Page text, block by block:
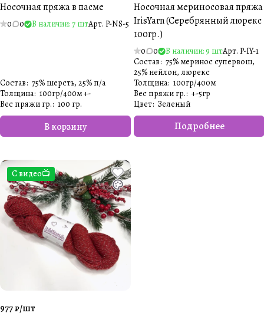
Носочная пряжа в пасме
0 0 В наличии: 7 штАрт. P-NS-5
В корзину
Состав: 75% шерсть, 25% п/а
Толщина: 100гр/400м +-
Вес пряжи гр.: 100 гр.
Носочная мериносовая пряжа
IrisYarn (Серебрянный люрекс
100гр.)
0 0 В наличии: 9 штАрт. P-IY-1
Подробнее
Состав: 75% меринос супервош,
25% нейлон, люрекс
Толщина: 100гр/400м
Вес пряжи гр.: +-5гр
Цвет: Зеленый
С видео📺
977 ₽/шт